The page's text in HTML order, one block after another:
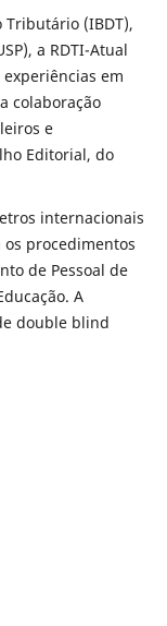
(IBDT),
a RDTI-Atual
em
colaboração
e
Editorial, do
internacionais
procedimentos
de Pessoal de
A
double blind